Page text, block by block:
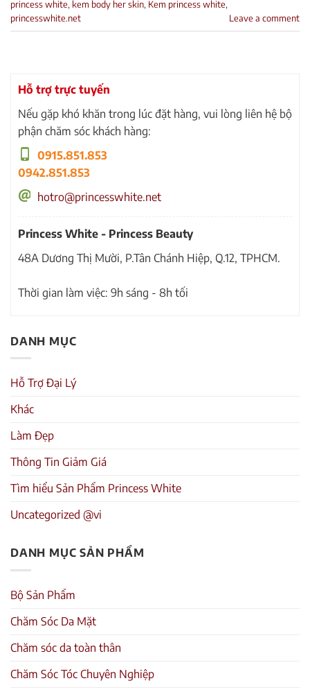
princess white, kem body her skin, Kem princess white,
princesswhite.net
Leave a comment
Hỗ trợ trực tuyến
Nếu gặp khó khăn trong lúc đặt hàng, vui lòng liên hệ bộ
phận chăm sóc khách hàng:
0915.851.853
0942.851.853
hotro@princesswhite.net
Princess White - Princess Beauty
48A Dương Thị Mười, P.Tân Chánh Hiệp, Q.12, TPHCM.
Thời gian làm việc: 9h sáng - 8h tối
DANH MỤC
Hỗ Trợ Đại Lý
Khác
Làm Đẹp
Thông Tin Giảm Giá
Tìm hiểu Sản Phẩm Princess White
Uncategorized @vi
DANH MỤC SẢN PHẨM
Bộ Sản Phẩm
Chăm Sóc Da Mặt
Chăm sóc da toàn thân
Chăm Sóc Tóc Chuyên Nghiệp